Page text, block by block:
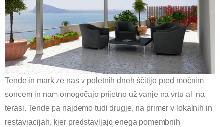
Tende in markize nas v poletnih dneh ščitijo pred močnim
soncem in nam omogočajo prijetno uživanje na vrtu ali na
terasi. Tende pa najdemo tudi drugje, na primer v lokalnih in
restavracijah, kjer predstavljajo enega pomembnih